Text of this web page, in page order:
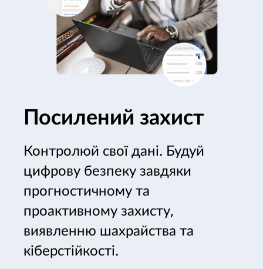
Посилений захист
Контролюй свої дані. Будуй
цифрову безпеку завдяки
прогностичному та
проактивному захисту,
виявленню шахрайства та
кіберстійкості.